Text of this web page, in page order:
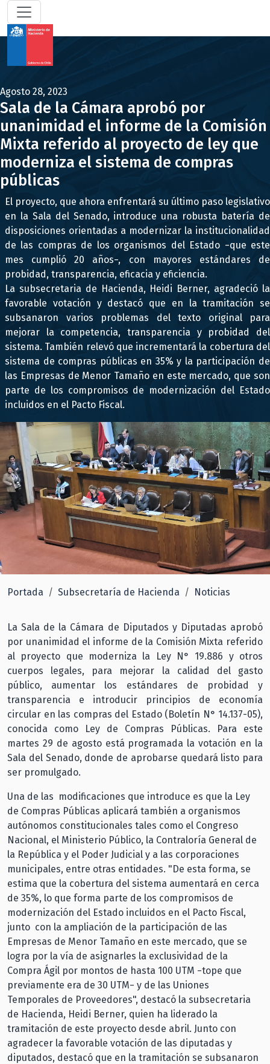
Agosto 28, 2023
Sala de la Cámara aprobó por
unanimidad el informe de la Comisión
Mixta referido al proyecto de ley que
moderniza el sistema de compras
públicas
El proyecto, que ahora enfrentará su último paso legislativo
en la Sala del Senado, introduce una robusta batería de
disposiciones orientadas a modernizar la institucionalidad
de las compras de los organismos del Estado −que este
mes cumplió 20 años−, con mayores estándares de
probidad, transparencia, eficacia y eficiencia.
La subsecretaria de Hacienda, Heidi Berner, agradeció la
favorable votación y destacó que en la tramitación se
subsanaron varios problemas del texto original para
mejorar la competencia, transparencia y probidad del
sistema. También relevó que incrementará la cobertura del
sistema de compras públicas en 35% y la participación de
las Empresas de Menor Tamaño en este mercado, que son
parte de los compromisos de modernización del Estado
incluidos en el Pacto Fiscal.
Portada Subsecretaría de Hacienda Noticias
La Sala de la Cámara de Diputados y Diputadas aprobó
por unanimidad el informe de la Comisión Mixta referido
al proyecto que moderniza la Ley N° 19.886 y otros
cuerpos legales, para mejorar la calidad del gasto
público, aumentar los estándares de probidad y
transparencia e introducir principios de economía
circular en las compras del Estado (Boletín N° 14.137-05),
conocida como Ley de Compras Públicas. Para este
martes 29 de agosto está programada la votación en la
Sala del Senado, donde de aprobarse quedará listo para
ser promulgado.
Una de las modificaciones que introduce es que la Ley
de Compras Públicas aplicará también a organismos
autónomos constitucionales tales como el Congreso
Nacional, el Ministerio Público, la Contraloría General de
la República y el Poder Judicial y a las corporaciones
municipales, entre otras entidades. "De esta forma, se
estima que la cobertura del sistema aumentará en cerca
de 35%, lo que forma parte de los compromisos de
modernización del Estado incluidos en el Pacto Fiscal,
junto con la ampliación de la participación de las
Empresas de Menor Tamaño en este mercado, que se
logra por la vía de asignarles la exclusividad de la
Compra Ágil por montos de hasta 100 UTM −tope que
previamente era de 30 UTM− y de las Uniones
Temporales de Proveedores", destacó la subsecretaria
de Hacienda, Heidi Berner, quien ha liderado la
tramitación de este proyecto desde abril. Junto con
agradecer la favorable votación de las diputadas y
diputados, destacó que en la tramitación se subsanaron